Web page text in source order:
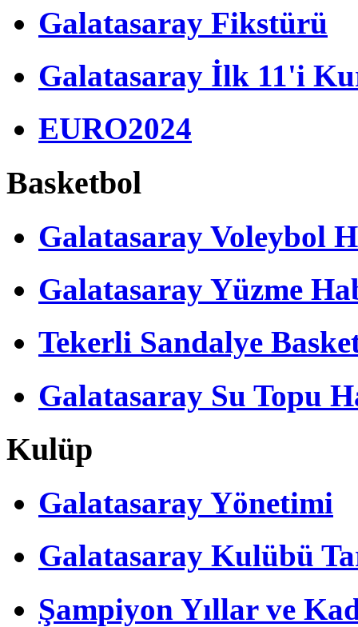
Galatasaray Fikstürü
Galatasaray İlk 11'i
EURO2024
Basketbol
Galatasaray Voleybol
Galatasaray Yüzme
Tekerli Sandalye
Galatasaray Su Topu
Kulüp
Galatasaray Yönetimi
Galatasaray Kulübü
Şampiyon Yıllar ve